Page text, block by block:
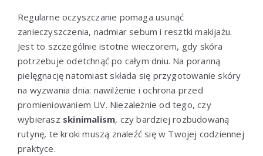
Regularne oczyszczanie pomaga usunąć
zanieczyszczenia, nadmiar sebum i resztki makijażu.
Jest to szczególnie istotne wieczorem, gdy skóra
potrzebuje odetchnąć po całym dniu. Na poranną
pielęgnację natomiast składa się przygotowanie skóry
na wyzwania dnia: nawilżenie i ochrona przed
promieniowaniem UV. Niezależnie od tego, czy
wybierasz skinimalism, czy bardziej rozbudowaną
rutynę, te kroki muszą znaleźć się w Twojej codziennej
praktyce.